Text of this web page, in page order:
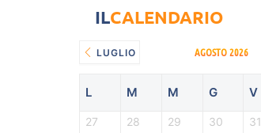
ILCALENDARIO
LUGLIO AGOSTO 2026
L M M G V
27 28 29 30 31